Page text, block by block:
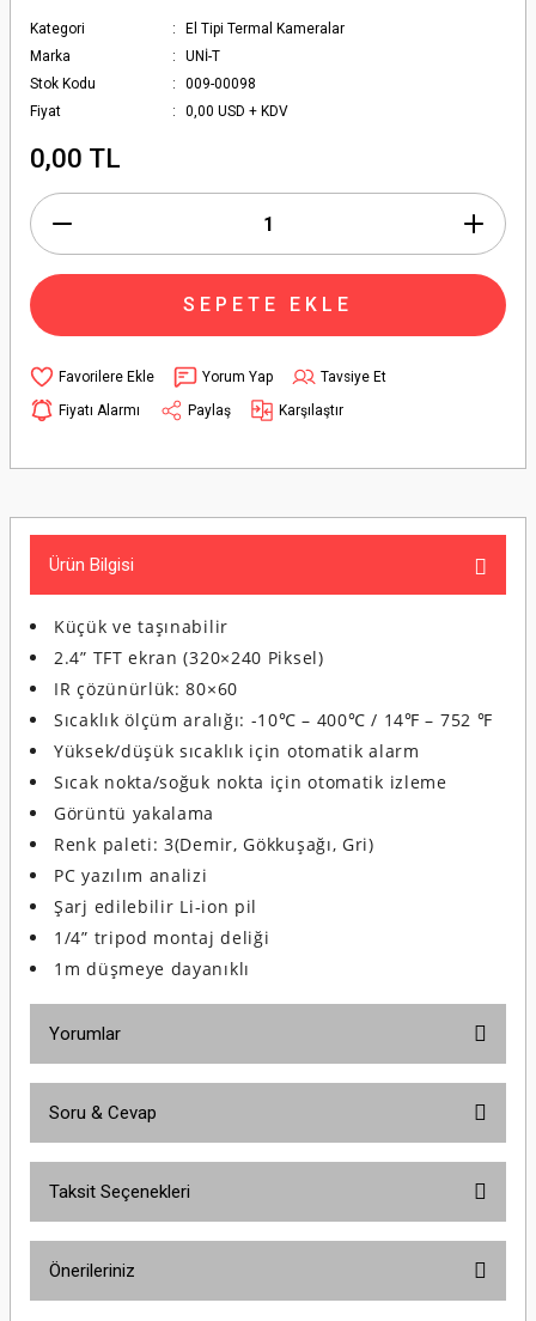
Kategori
El Tipi Termal Kameralar
Marka
UNİ-T
Stok Kodu
009-00098
Fiyat
0,00 USD + KDV
0,00 TL
SEPETE EKLE
Yorum Yap
Tavsiye Et
Fiyatı Alarmı
Paylaş Karşılaştır
Ürün Bilgisi
Küçük ve taşınabilir
2.4” TFT ekran (320×240 Piksel)
IR çözünürlük: 80×60
Sıcaklık ölçüm aralığı: -10℃ – 400℃ / 14℉ – 752 ℉
Yüksek/düşük sıcaklık için otomatik alarm
Sıcak nokta/soğuk nokta için otomatik izleme
Görüntü yakalama
Renk paleti: 3(Demir, Gökkuşağı, Gri)
PC yazılım analizi
Şarj edilebilir Li-ion pil
1/4” tripod montaj deliği
1m düşmeye dayanıklı
Yorumlar
Soru & Cevap
Taksit Seçenekleri
Önerileriniz